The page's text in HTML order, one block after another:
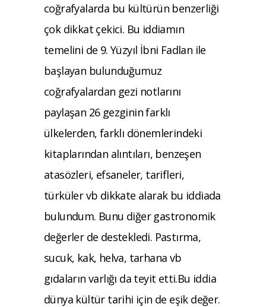
coğrafyalarda bu kültürün benzerliği
çok dikkat çekici. Bu iddiamın
temelini de 9. Yüzyıl İbni Fadlan ile
başlayan bulunduğumuz
coğrafyalardan gezi notlarını
paylaşan 26 gezgininfarklı
ülkelerden, farklı dönemlerindeki
kitaplarından alıntıları, benzeşen
atasözleri, efsaneler, tarifleri,
türküler vb dikkate alarak bu iddiada
bulundum. Bunu diğer gastronomik
değerler de destekledi. Pastırma,
sucuk, kak, helva, tarhana vb
gıdaların varlığı da teyit etti.Bu iddia
dünya kültür tarihi için de eşik değer.